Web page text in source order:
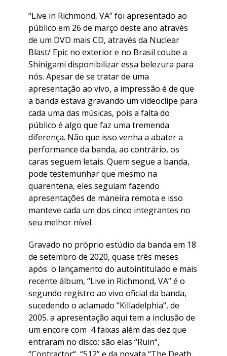
“Live in Richmond, VA” foi apresentado ao
público em 26 de março deste ano através
de um DVD mais CD, através da Nuclear
Blast/ Epic no exterior e no Brasil coube a
Shinigami disponibilizar essa belezura para
nós. Apesar de se tratar de uma
apresentação ao vivo, a impressão é de que
a banda estava gravando um videoclipe para
cada uma das músicas, pois a falta do
público é algo que faz uma tremenda
diferença. Não que isso venha a abater a
performance da banda, ao contrário, os
caras seguem letais. Quem segue a banda,
pode testemunhar que mesmo na
quarentena, eles seguiam fazendo
apresentações de maneira remota e isso
manteve cada um dos cinco integrantes no
seu melhor nível.
Gravado no próprio estúdio da banda em 18
de setembro de 2020, quase três meses
após o lançamento do autointitulado e mais
recente álbum, “Live in Richmond, VA” é o
segundo registro ao vivo oficial da banda,
sucedendo o aclamado “Killadelphia“, de
2005. a apresentação aqui tem a inclusão de
um encore com 4 faixas além das dez que
entraram no disco: são elas “Ruin“,